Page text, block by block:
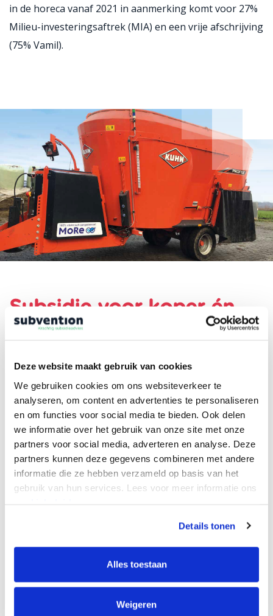
Deze website maakt gebruik van cookies
We gebruiken cookies om ons websiteverkeer te
analyseren, om content en advertenties te personaliseren
en om functies voor social media te bieden. Ook delen
we informatie over het gebruik van onze site met onze
partners voor social media, adverteren en analyse. Deze
partners kunnen deze gegevens combineren met andere
informatie die ze hebben verzameld op basis van het
gebruik van hun services. Lees voor meer informatie ons
Details tonen
Alles toestaan
Weigeren
in de horeca vanaf 2021 in aanmerking komt voor 27%
Milieu-investeringsaftrek (MIA) en een vrije afschrijving
(75% Vamil).
Subsidie voor koper én
maker elektrische
In 2019 hielp Marco Laarman, subsidieadviseur bij
Subvention, Reesink Agri al om hungetrokken
elektrische voermengwagensubsidiabel te krijgen. Met
een dergelijke voerwagen mengen veehouders
verschillende soorten veevoer tot een gebalanceerd
rantsoen voor hun dieren.
gangbare voermengwagen (die aangedreven wordt
normaal dieselverbruik van 16 liter per dag, komt de